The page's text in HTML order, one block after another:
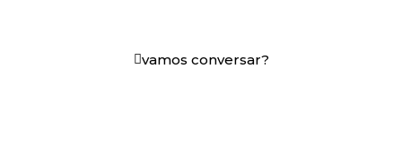
vamos conversar?